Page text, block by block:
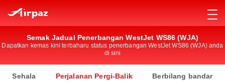
Semak Jadual Penerbangan WestJet WS86 (WJA)
Dapatkan kemas kini terbaharu status penerbangan WestJet WS86 (WJA) anda
di sini
Sehala Perjalanan Pergi-Balik Berbilang bandar